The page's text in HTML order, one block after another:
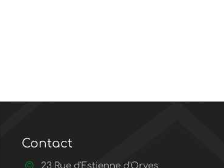
Contact
23 Rue d'Estienne d'Orves